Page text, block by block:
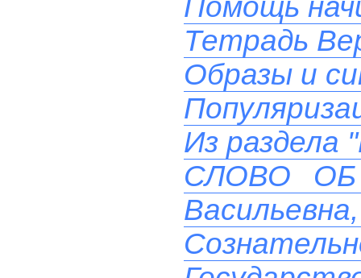
Тетрадь
Образы и
Из раздела
СЛОВО ОБ